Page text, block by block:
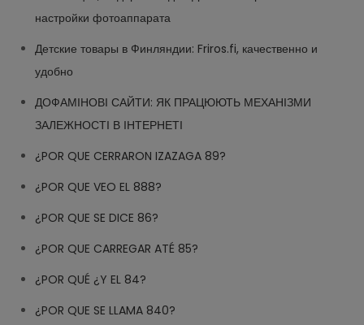
настройки фотоаппарата
Детские товары в Финляндии: Friros.fi, качественно и
удобно
ДОФАМІНОВІ САЙТИ: ЯК ПРАЦЮЮТЬ МЕХАНІЗМИ
ЗАЛЕЖНОСТІ В ІНТЕРНЕТІ
¿POR QUE CERRARON IZAZAGA 89?
¿POR QUE VEO EL 888?
¿POR QUE SE DICE 86?
¿POR QUE CARREGAR ATÉ 85?
¿POR QUÉ ¿Y EL 84?
¿POR QUE SE LLAMA 840?